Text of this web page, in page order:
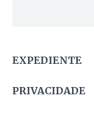
EXPEDIENTE
PRIVACIDADE